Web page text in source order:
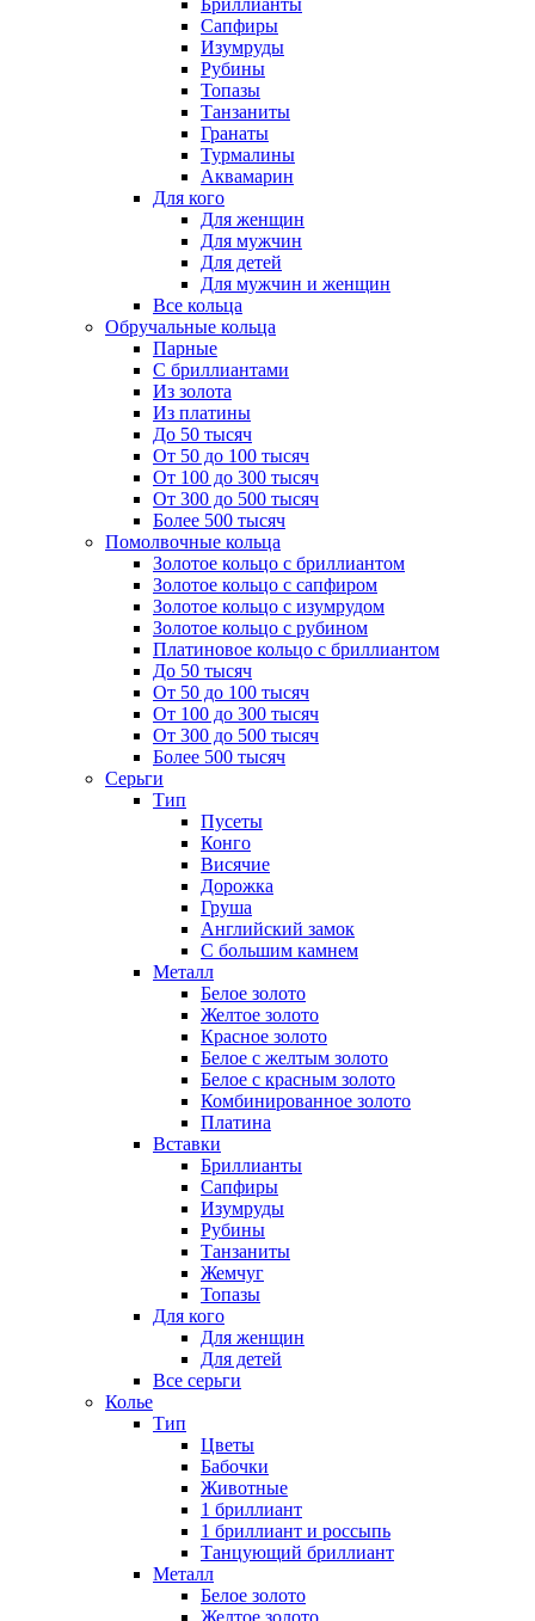
Бриллианты
Сапфиры
Изумруды
Рубины
Топазы
Танзаниты
Гранаты
Турмалины
Аквамарин
Для кого
Для женщин
Для мужчин
Для детей
Для мужчин и женщин
Все кольца
Обручальные кольца
Парные
С бриллиантами
Из золота
Из платины
До 50 тысяч
От 50 до 100 тысяч
От 100 до 300 тысяч
От 300 до 500 тысяч
Более 500 тысяч
Помолвочные кольца
Золотое кольцо с бриллиантом
Золотое кольцо с сапфиром
Золотое кольцо с изумрудом
Золотое кольцо с рубином
Платиновое кольцо с бриллиантом
До 50 тысяч
От 50 до 100 тысяч
От 100 до 300 тысяч
От 300 до 500 тысяч
Более 500 тысяч
Серьги
Тип
Пусеты
Конго
Висячие
Дорожка
Груша
Английский замок
С большим камнем
Металл
Белое золото
Желтое золото
Красное золото
Белое с желтым золото
Белое с красным золото
Комбинированное золото
Платина
Вставки
Бриллианты
Сапфиры
Изумруды
Рубины
Танзаниты
Жемчуг
Топазы
Для кого
Для женщин
Для детей
Все серьги
Колье
Тип
Цветы
Бабочки
Животные
1 бриллиант
1 бриллиант и россыпь
Танцующий бриллиант
Металл
Белое золото
Желтое золото